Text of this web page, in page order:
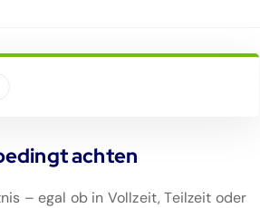
achten
– egal ob in Vollzeit, Teilzeit oder